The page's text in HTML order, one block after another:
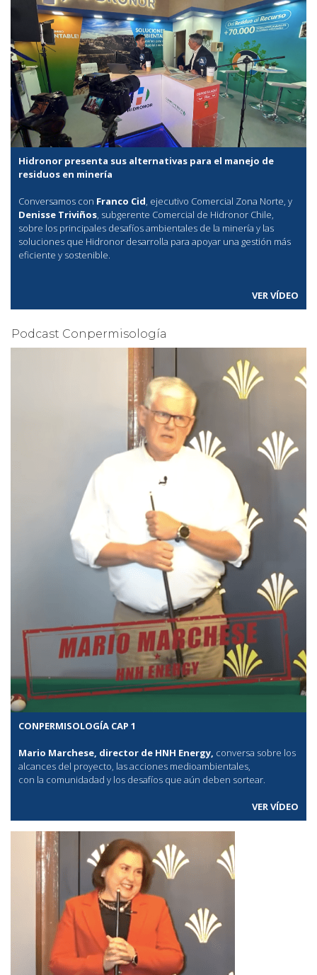
Hidronor presenta sus alternativas para el manejo de
residuos en minería
Conversamos con Franco Cid, ejecutivo Comercial Zona Norte, y
Denisse Triviños, subgerente Comercial de Hidronor Chile,
sobre los principales desafíos ambientales de la minería y las
soluciones que Hidronor desarrolla para apoyar una gestión más
eficiente y sostenible.
VER VÍDEO
Podcast Conpermisología
CONPERMISOLOGÍA CAP 1
Mario Marchese, director de HNH Energy, conversa sobre los
alcances del proyecto, las acciones medioambientales,
con la comunidadad y los desafíos que aún deben sortear.
VER VÍDEO